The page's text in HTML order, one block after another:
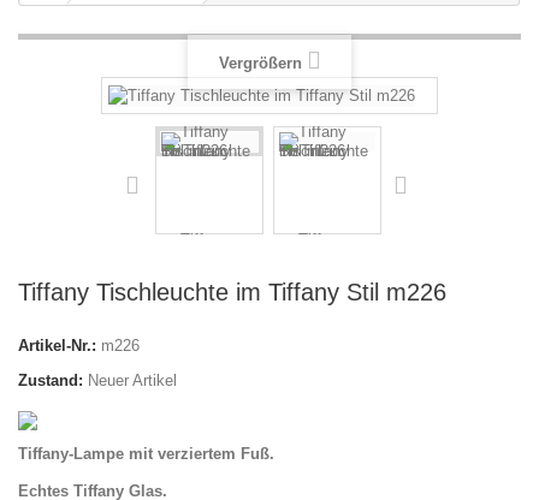
Vergrößern
Tiffany Tischleuchte im Tiffany Stil m226
Artikel-Nr.: m226
Zustand: Neuer Artikel
Tiffany-Lampe mit verziertem Fuß.
Echtes Tiffany Glas.